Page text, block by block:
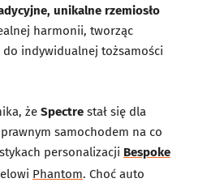
unikalne rzemiosło
harmonii, tworząc
indywidualnej tożsamości
że Spectre stał się dla
samochodem na co
personalizacji Bespoke
Phantom. Choć auto